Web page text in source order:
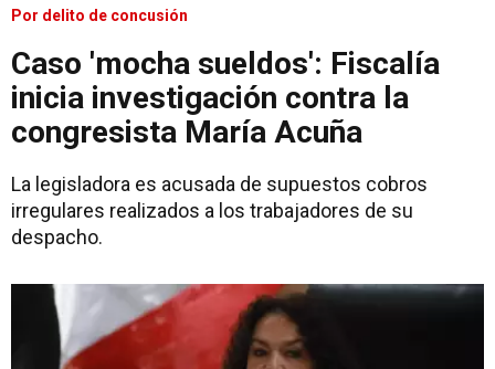
Por delito de concusión
Caso 'mocha sueldos': Fiscalía
inicia investigación contra la
congresista María Acuña
La legisladora es acusada de supuestos cobros
irregulares realizados a los trabajadores de su
despacho.